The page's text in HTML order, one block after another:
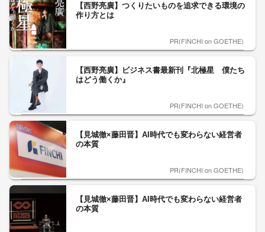
【西野亮廣】つくりたいものを追求できる環境の
作り方とは
PR(FINCHI on GOETHE)
【西野亮廣】ビジネス書最新刊『北極星 僕たち
はどう働くか』
PR(FINCHI on GOETHE)
【見城徹×藤田晋】AI時代でも変わらない経営者
の本質
PR(FINCHI on GOETHE)
【見城徹×藤田晋】AI時代でも変わらない経営者
の本質